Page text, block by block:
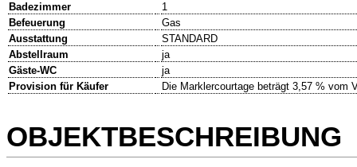
Badezimmer
1
Befeuerung
Gas
Ausstattung
STANDARD
Abstellraum
ja
Gäste-WC
ja
Provision für Käufer
Die Marklercourtage beträgt 3,57 % vom
OBJEKTBESCHREIBUNG